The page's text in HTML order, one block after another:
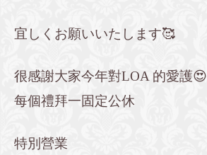
宜しくお願いいたします🥰
很感謝大家今年對LOA 的愛護😍
每個禮拜一固定公休
特別營業